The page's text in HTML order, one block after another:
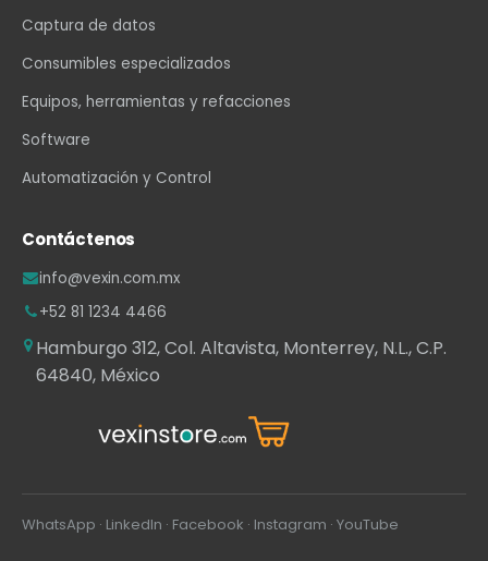
Captura de datos
Consumibles especializados
Equipos, herramientas y refacciones
Software
Automatización y Control
Contáctenos
info@vexin.com.mx
+52 81 1234 4466
Hamburgo 312, Col. Altavista, Monterrey, N.L., C.P.
64840, México
WhatsApp · LinkedIn · Facebook · Instagram · YouTube